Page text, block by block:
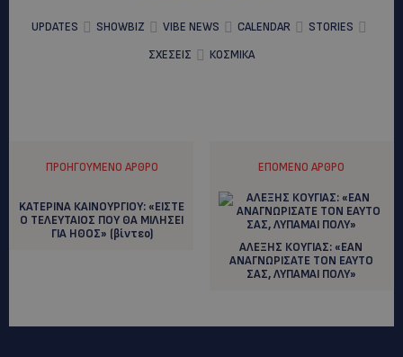
UPDATES SHOWBIZ VIBE NEWS CALENDAR
STORIES
ΣΧΕΣΕΙΣ
ΚΟΣΜΙΚΑ
ΠΡΟΗΓΟΎΜΕΝΟ ΆΡΘΡΟ
KATEΡΙΝΑ ΚΑΙΝΟΥΡΓΙΟΥ: «ΕΙΣΤΕ
Ο ΤΕΛΕΥΤΑΙΟΣ ΠΟΥ ΘΑ ΜΙΛΗΣΕΙ
ΓΙΑ ΗΘΟΣ» (βίντεο)
ΕΠΌΜΕΝΟ ΆΡΘΡΟ
ΑΛΕΞΗΣ ΚΟΥΓΙΑΣ: «ΕΑΝ
ΑΝΑΓΝΩΡΙΣΑΤΕ ΤΟΝ ΕΑΥΤΟ
ΣΑΣ, ΛΥΠΑΜΑΙ ΠΟΛΥ»